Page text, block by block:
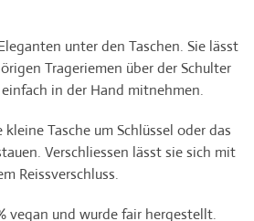
unter den Taschen. Sie lässt
Trageriemen über der Schulter
in der Hand mitnehmen.
Tasche um Schlüssel oder das
Verschliessen lässt sie sich mit
Reissverschluss.
vegan und wurde fair hergestellt.